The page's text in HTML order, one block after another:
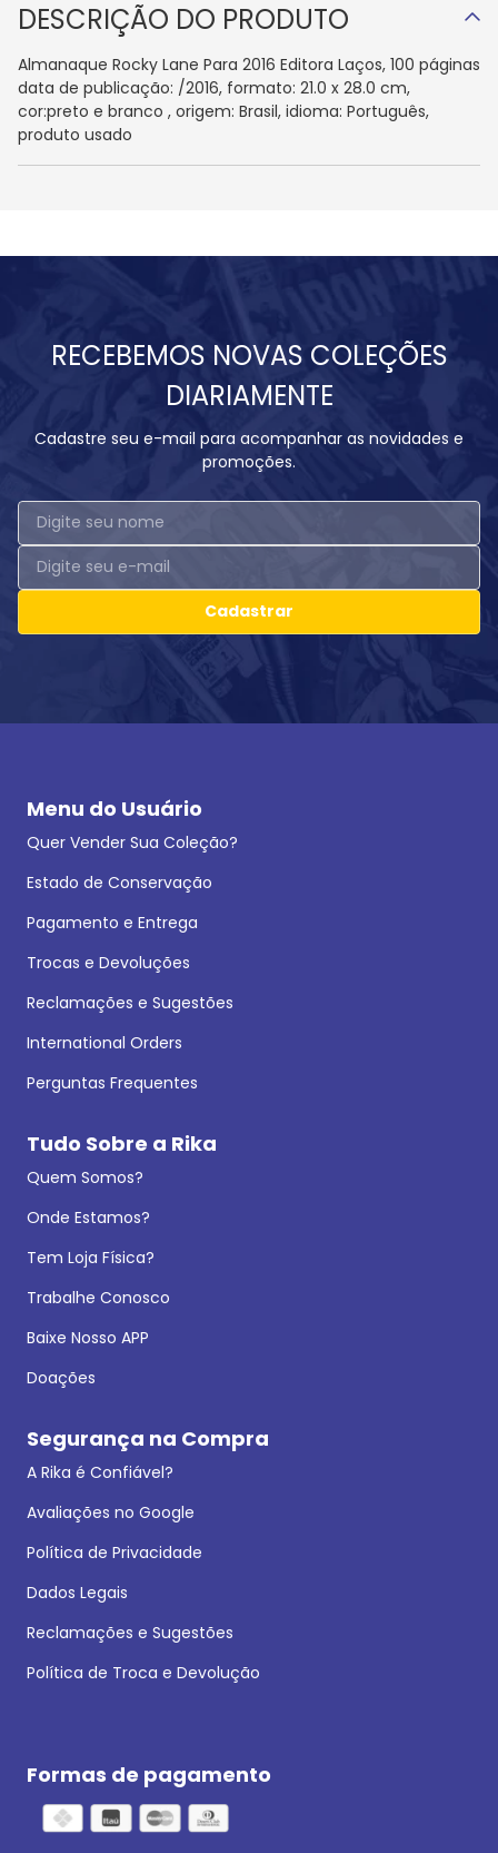
DESCRIÇÃO DO PRODUTO
Almanaque Rocky Lane Para 2016 Editora Laços, 100 páginas
data de publicação: /2016, formato: 21.0 x 28.0 cm,
cor:preto e branco , origem: Brasil, idioma: Português,
produto usado
RECEBEMOS NOVAS COLEÇÕES
DIARIAMENTE
Cadastre seu e-mail para acompanhar as novidades e
promoções.
Cadastrar
Menu do Usuário
Quer Vender Sua Coleção?
Estado de Conservação
Pagamento e Entrega
Trocas e Devoluções
Reclamações e Sugestões
International Orders
Perguntas Frequentes
Tudo Sobre a Rika
Quem Somos?
Onde Estamos?
Tem Loja Física?
Trabalhe Conosco
Baixe Nosso APP
Doações
Segurança na Compra
A Rika é Confiável?
Avaliações no Google
Política de Privacidade
Dados Legais
Reclamações e Sugestões
Política de Troca e Devolução
Formas de pagamento